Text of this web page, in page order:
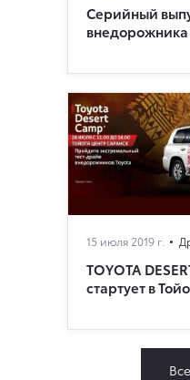
Серийный
внедорожника
15 июля 2019 г.
TOYOTA
стартует в